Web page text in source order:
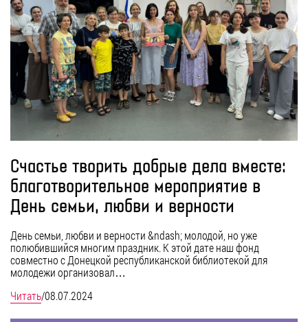
Счастье творить добрые дела вместе:
благотворительное мероприятие в
День семьи, любви и верности
День семьи, любви и верности &ndash; молодой, но уже
полюбившийся многим праздник. К этой дате наш фонд
совместно с Донецкой республиканской библиотекой для
молодежи организовал…
Читать/08.07.2024